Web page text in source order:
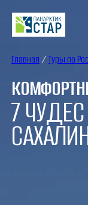
7 ЧУДЕС
Главная /Туры по